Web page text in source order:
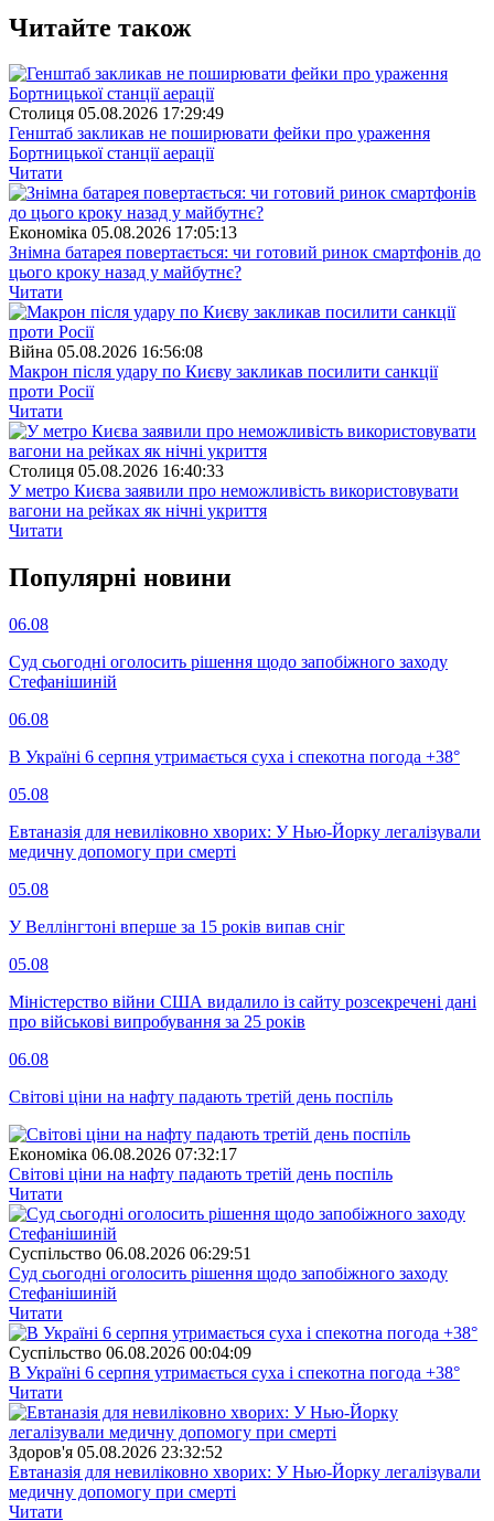
Читайте також
Столиця 05.08.2026 17:29:49
Генштаб закликав не поширювати фейки про ураження
Бортницької станції аерації
Читати
Економіка 05.08.2026 17:05:13
Знімна батарея повертається: чи готовий ринок смартфонів до
цього кроку назад у майбутнє?
Читати
Війна 05.08.2026 16:56:08
Макрон після удару по Києву закликав посилити санкції
проти Росії
Читати
Столиця 05.08.2026 16:40:33
У метро Києва заявили про неможливість використовувати
вагони на рейках як нічні укриття
Читати
Популярнi новини
06.08
Суд сьогодні оголосить рішення щодо запобіжного заходу
Стефанішиній
06.08
В Україні 6 серпня утримається суха і спекотна погода +38°
05.08
Евтаназія для невиліковно хворих: У Нью-Йорку легалізували
медичну допомогу при смерті
05.08
У Веллінгтоні вперше за 15 років випав сніг
05.08
Міністерство війни США видалило із сайту розсекречені дані
про військові випробування за 25 років
06.08
Світові ціни на нафту падають третій день поспіль
Економіка 06.08.2026 07:32:17
Світові ціни на нафту падають третій день поспіль
Читати
Суспiльство 06.08.2026 06:29:51
Суд сьогодні оголосить рішення щодо запобіжного заходу
Стефанішиній
Читати
Суспiльство 06.08.2026 00:04:09
В Україні 6 серпня утримається суха і спекотна погода +38°
Читати
Здоров'я 05.08.2026 23:32:52
Евтаназія для невиліковно хворих: У Нью-Йорку легалізували
медичну допомогу при смерті
Читати